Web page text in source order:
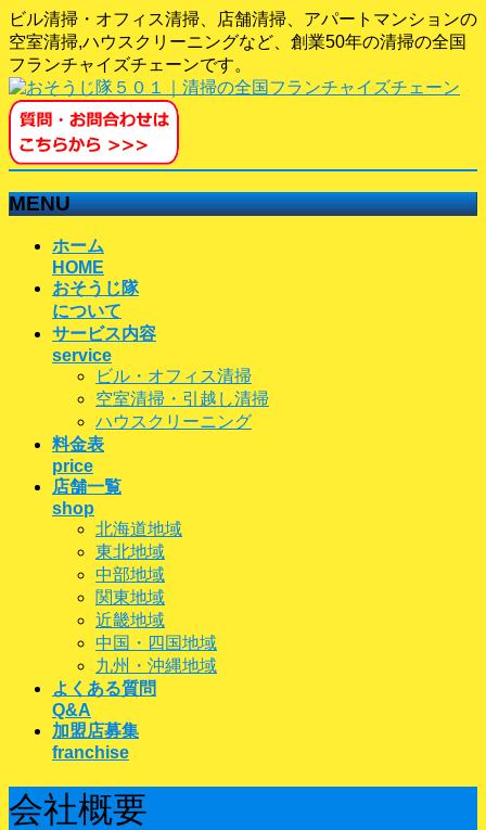
ビル清掃・オフィス清掃、店舗清掃、アパートマンションの
空室清掃,ハウスクリーニングなど、創業50年の清掃の全国
フランチャイズチェーンです。
MENU
ホーム
HOME
おそうじ隊
について
サービス内容
service
ビル・オフィス清掃
空室清掃・引越し清掃
ハウスクリーニング
料金表
price
店舗一覧
shop
北海道地域
東北地域
中部地域
関東地域
近畿地域
中国・四国地域
九州・沖縄地域
よくある質問
Q&A
加盟店募集
franchise
会社概要